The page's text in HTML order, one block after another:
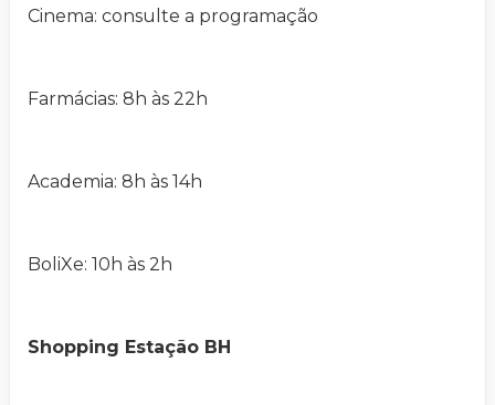
Cinema: consulte a programação
Farmácias: 8h às 22h
Academia: 8h às 14h
BoliXe: 10h às 2h
Shopping Estação BH